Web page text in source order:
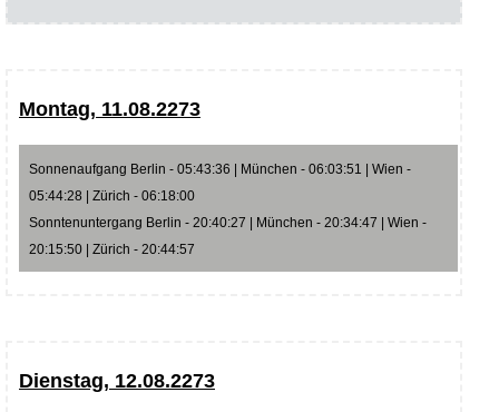
Montag, 11.08.2273
Sonnenaufgang Berlin - 05:43:36 | München - 06:03:51 | Wien -
05:44:28 | Zürich - 06:18:00
Sonntenuntergang Berlin - 20:40:27 | München - 20:34:47 | Wien -
20:15:50 | Zürich - 20:44:57
Dienstag, 12.08.2273